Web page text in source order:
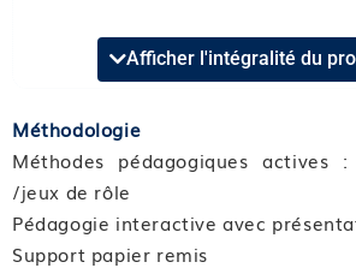
Format et durée : Présentiel de
Module 01 : Savoir induire l’état
spirale sensorielle et
Module 02 : Connaitre l’induction
association/dissociation
Afficher l'intégralité du
Méthodologie
Méthodes pédagogiques actives
/jeux de rôle
Pédagogie interactive avec
Support papier remis